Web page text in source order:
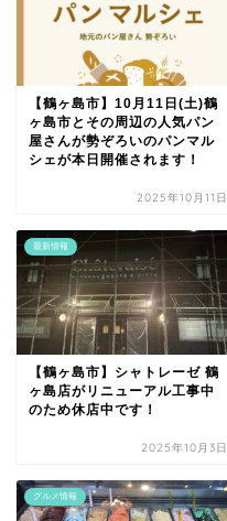
【鶴ヶ島市】10月11日(土)鶴
ヶ島市とその周辺の人気パン
屋さんが勢ぞろいのパンマル
シェが本日開催されます！
2025年10月11日
最新情報
【鶴ヶ島市】シャトレーゼ 鶴
ヶ島店がリニューアル工事中
のため休店中です！
2025年10月3日
グルメ情報